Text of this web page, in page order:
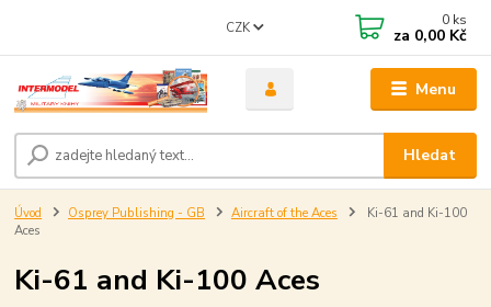
Menu
CZK
Hledat
0 ks
za 0,00 Kč
Úvod Osprey Publishing - GB Aircraft of the Aces
Ki-61 and Ki-100
Aces
Ki-61 and Ki-100 Aces